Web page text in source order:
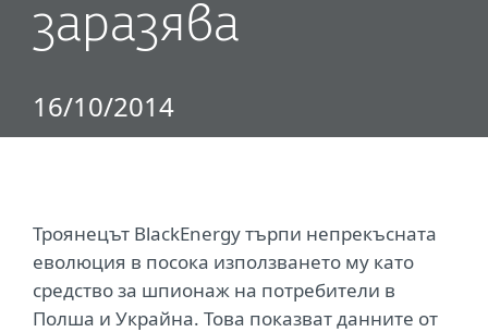
заразява
16/10/2014
Троянецът BlackEnergy търпи непрекъсната
еволюция в посока използването му като
средство за шпионаж на потребители в
Полша и Украйна. Това показват данните от